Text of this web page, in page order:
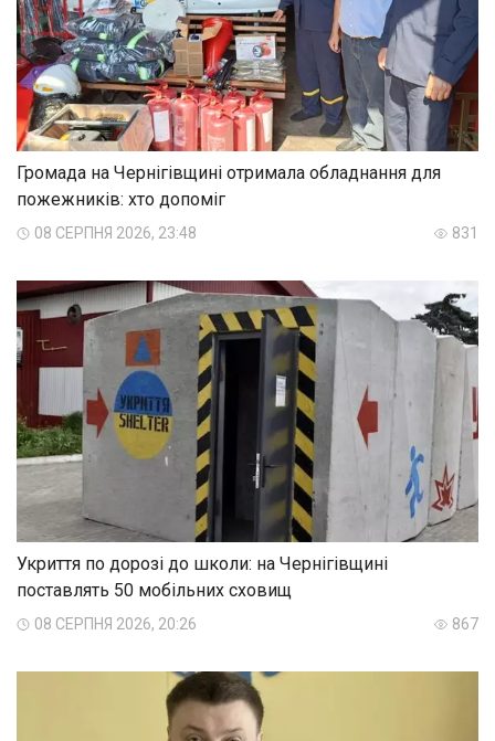
Громада на Чернігівщині отримала обладнання для
пожежників: хто допоміг
08 СЕРПНЯ 2026, 23:48 831
Укриття по дорозі до школи: на Чернігівщині
поставлять 50 мобільних сховищ
08 СЕРПНЯ 2026, 20:26 867